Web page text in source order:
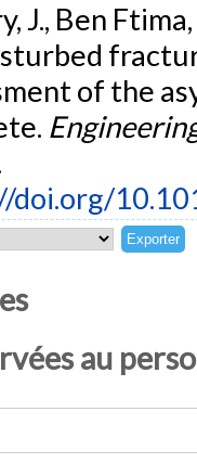
J., Ben
of the
doi.org/
au